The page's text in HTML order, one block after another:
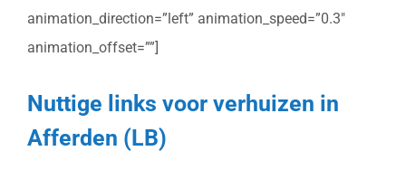
animation_direction=”left” animation_speed=”0.3″
animation_offset=””]
Nuttige links voor verhuizen in
Afferden (LB)